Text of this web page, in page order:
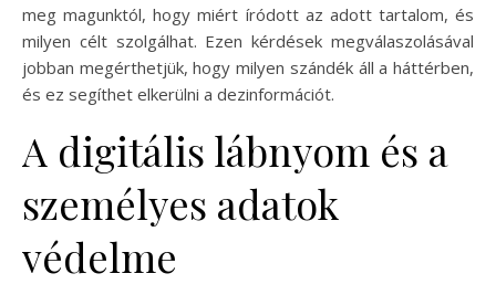
meg magunktól, hogy miért íródott az adott tartalom, és
milyen célt szolgálhat. Ezen kérdések megválaszolásával
jobban megérthetjük, hogy milyen szándék áll a háttérben,
és ez segíthet elkerülni a dezinformációt.
A digitális lábnyom és a
személyes adatok
védelme